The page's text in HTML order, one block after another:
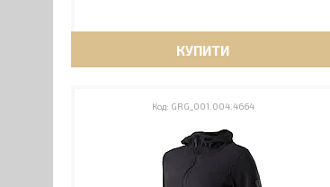
КУПИТИ
GRG_001.004.4664